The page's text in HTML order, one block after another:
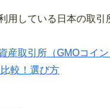
用している日本の取引
産取引所（GMOコイ
較！選び方